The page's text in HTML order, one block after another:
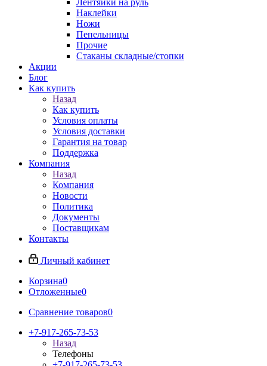
Лентяйки на руль
Наклейки
Ножи
Пепельницы
Прочие
Стаканы складные/стопки
Акции
Блог
Как купить
Назад
Как купить
Условия оплаты
Условия доставки
Гарантия на товар
Поддержка
Компания
Назад
Компания
Новости
Политика
Документы
Поставщикам
Контакты
Личный кабинет
Корзина0
Отложенные0
Сравнение товаров0
+7-917-265-73-53
Назад
Телефоны